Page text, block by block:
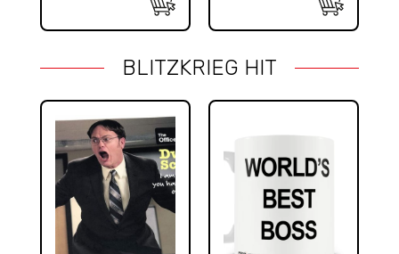
BLITZKRIEG HIT